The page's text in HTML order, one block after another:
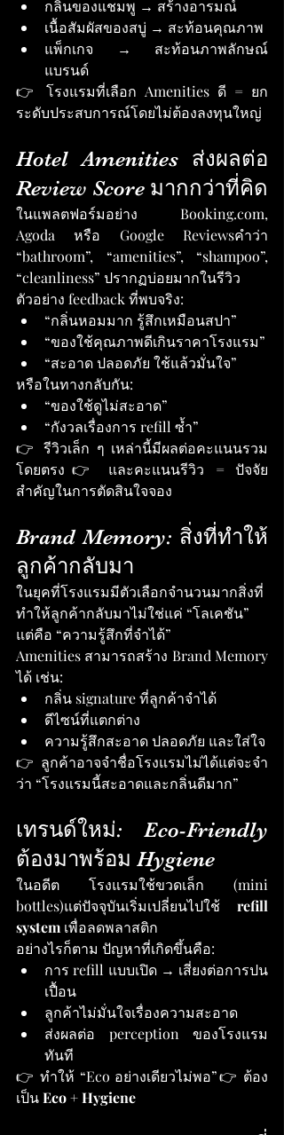
กลิ่นของแชมพู → สร้างอารมณ์
เนื้อสัมผัสของสบู่ → สะท้อนคุณภาพ
แพ็กเกจ → สะท้อนภาพลักษณ์
แบรนด์
👉 โรงแรมที่เลือก Amenities ดี = ยก
ระดับประสบการณ์โดยไม่ต้องลงทุนใหญ่
Hotel Amenities ส่งผลต่อ
Review Score มากกว่าที่คิด
ในแพลตฟอร์มอย่าง Booking.com,
Agoda หรือ Google Reviewsคำว่า
“bathroom”, “amenities”, “shampoo”,
“cleanliness” ปรากฏบ่อยมากในรีวิว
ตัวอย่าง feedback ที่พบจริง:
“กลิ่นหอมมาก รู้สึกเหมือนสปา”
“ของใช้คุณภาพดีเกินราคาโรงแรม”
“สะอาด ปลอดภัย ใช้แล้วมั่นใจ”
หรือในทางกลับกัน:
“ของใช้ดูไม่สะอาด”
“กังวลเรื่องการ refill ซ้ำ”
👉 รีวิวเล็ก ๆ เหล่านี้มีผลต่อคะแนนรวม
โดยตรง👉 และคะแนนรีวิว = ปัจจัย
สำคัญในการตัดสินใจจอง
Brand Memory: สิ่งที่ทำให้
ลูกค้ากลับมา
ในยุคที่โรงแรมมีตัวเลือกจำนวนมากสิ่งที่
ทำให้ลูกค้ากลับมาไม่ใช่แค่ “โลเคชัน”
แต่คือ “ความรู้สึกที่จำได้”
Amenities สามารถสร้าง Brand Memory
ได้ เช่น:
กลิ่น signature ที่ลูกค้าจำได้
ดีไซน์ที่แตกต่าง
ความรู้สึกสะอาด ปลอดภัย และใส่ใจ
👉 ลูกค้าอาจจำชื่อโรงแรมไม่ได้แต่จะจำ
ว่า “โรงแรมนี้สะอาดและกลิ่นดีมาก”
เทรนด์ใหม่: Eco-Friendly
ต้องมาพร้อม Hygiene
ในอดีต โรงแรมใช้ขวดเล็ก (mini
bottles)แต่ปัจจุบันเริ่มเปลี่ยนไปใช้ refill
system เพื่อลดพลาสติก
อย่างไรก็ตาม ปัญหาที่เกิดขึ้นคือ:
การ refill แบบเปิด → เสี่ยงต่อการปน
เปื้อน
ลูกค้าไม่มั่นใจเรื่องความสะอาด
ส่งผลต่อ perception ของโรงแรม
ทันที
👉 ทำให้ “Eco อย่างเดียวไม่พอ”👉 ต้อง
เป็น Eco + Hygiene